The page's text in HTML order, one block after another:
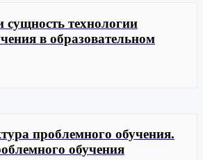
сущность технологии
в образовательном
проблемного обучения.
обучения